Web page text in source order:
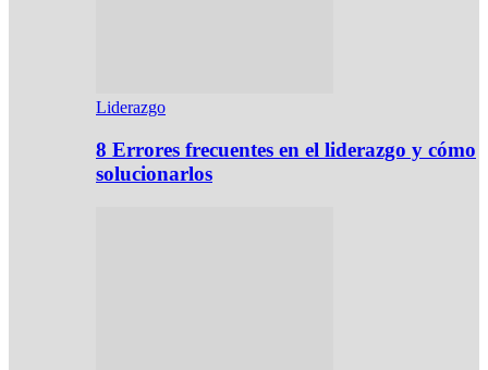
Liderazgo
8 Errores frecuentes en el liderazgo y cómo
solucionarlos